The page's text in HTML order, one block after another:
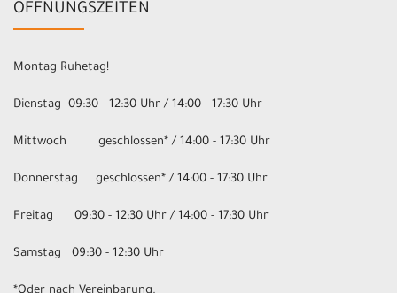
ÖFFNUNGSZEITEN
Montag Ruhetag!
Dienstag 09:30 - 12:30 Uhr / 14:00 - 17:30 Uhr
Mittwoch geschlossen* / 14:00 - 17:30 Uhr
Donnerstag geschlossen* / 14:00 - 17:30 Uhr
Freitag 09:30 - 12:30 Uhr / 14:00 - 17:30 Uhr
Samstag 09:30 - 12:30 Uhr